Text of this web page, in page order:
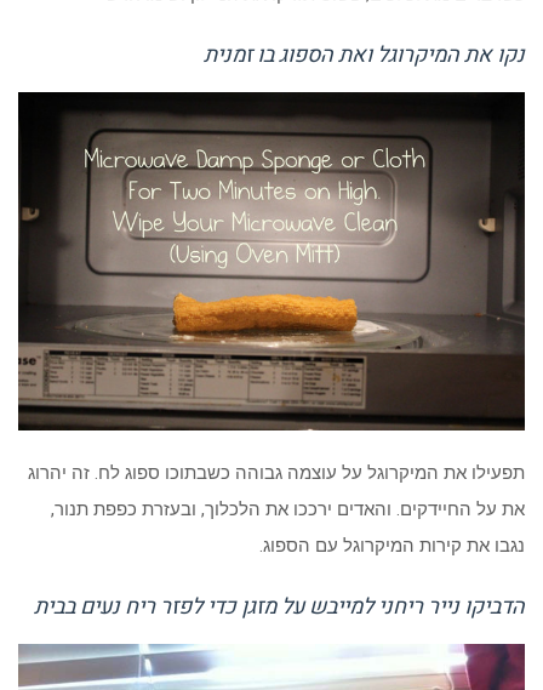
נקו את המיקרוגל ואת הספוג בו זמנית
תפעילו את המיקרוגל על עוצמה גבוהה כשבתוכו ספוג לח. זה יהרוג
את על החיידקים. והאדים ירככו את הלכלוך, ובעזרת כפפת תנור,
נגבו את קירות המיקרוגל עם הספוג.
הדביקו נייר ריחני למייבש על מזגן כדי לפזר ריח נעים בבית